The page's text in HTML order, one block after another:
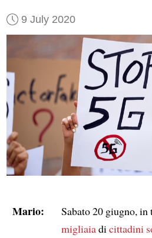
9 July 2020
Mario:
Sabato 20 giugno,
migliaiadi cittadini